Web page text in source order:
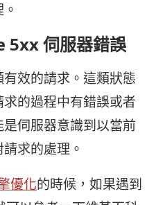
5xx 伺服器錯誤
效的請求。這類狀態
的過程中有錯誤或者
伺服器意識到以當前
求的處理。
優化的時候，如果遇到